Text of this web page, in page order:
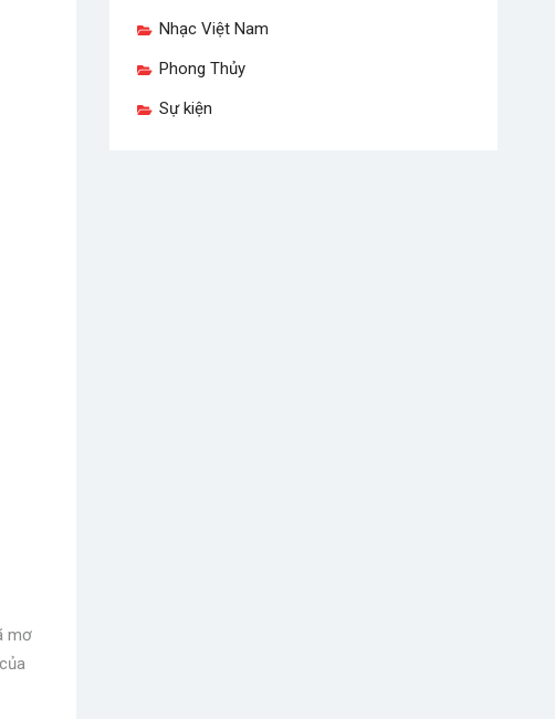
mơ
Nhạc Việt Nam
Phong Thủy
Sự kiện